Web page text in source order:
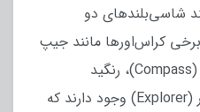
شاسی‌بلندهای دو
کراس‌اورها مانند جیپ
چروک (Cherokee)، کامپس (Compass)، رنگید
(Renegade) و فورد اسکپلورر (Explorer) وجود دارند که